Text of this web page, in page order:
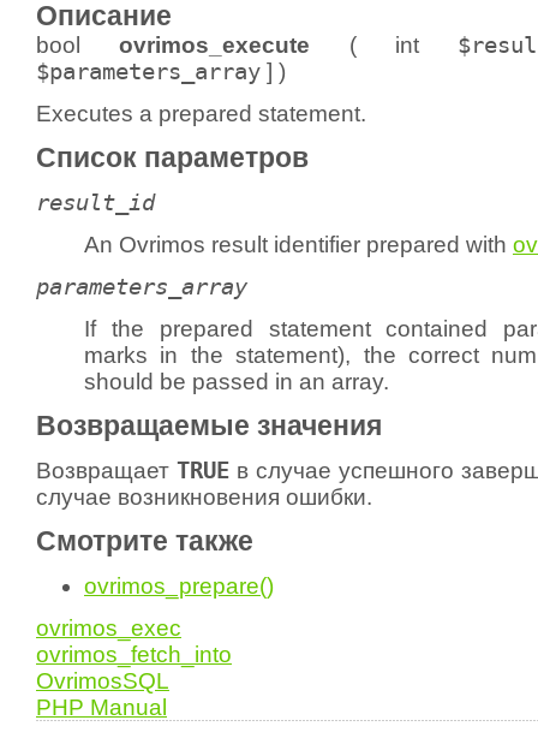
Описание
bool ovrimos_execute ( int
$parameters_array ] )
Executes a prepared statement.
Список параметров
result_id
An Ovrimos result identifier prepared with
parameters_array
If the prepared statement contained
marks in the statement), the correct
should be passed in an array.
Возвращаемые значения
Возвращает TRUE в случае успешного
случае возникновения ошибки.
Смотрите также
ovrimos_prepare()
ovrimos_exec
ovrimos_fetch_into
OvrimosSQL
PHP Manual